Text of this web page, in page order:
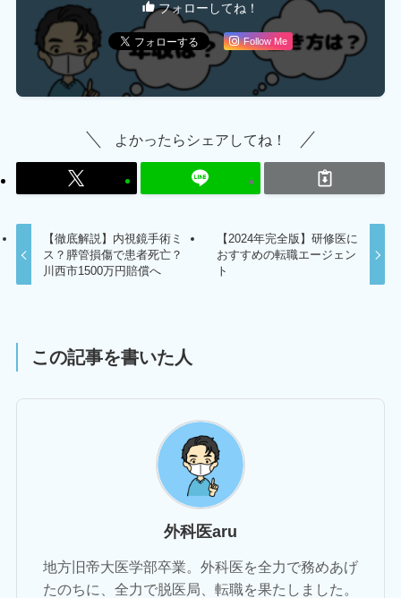
フォローしてね！
Follow Me
よかったらシェアしてね！
【徹底解説】内視鏡手術ミ
ス？膵管損傷で患者死亡？
川西市1500万円賠償へ
【2024年完全版】研修医に
おすすめの転職エージェン
ト
この記事を書いた人
外科医aru
地方旧帝大医学部卒業。外科医を全力で務めあげ
たのちに、全力で脱医局、転職を果たしました。